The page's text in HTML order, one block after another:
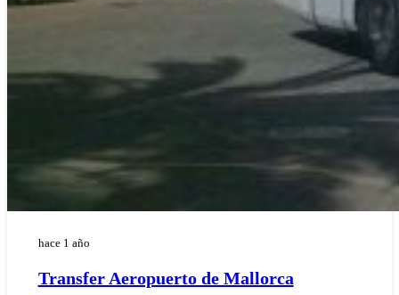
hace 1 año
Transfer Aeropuerto de Mallorca